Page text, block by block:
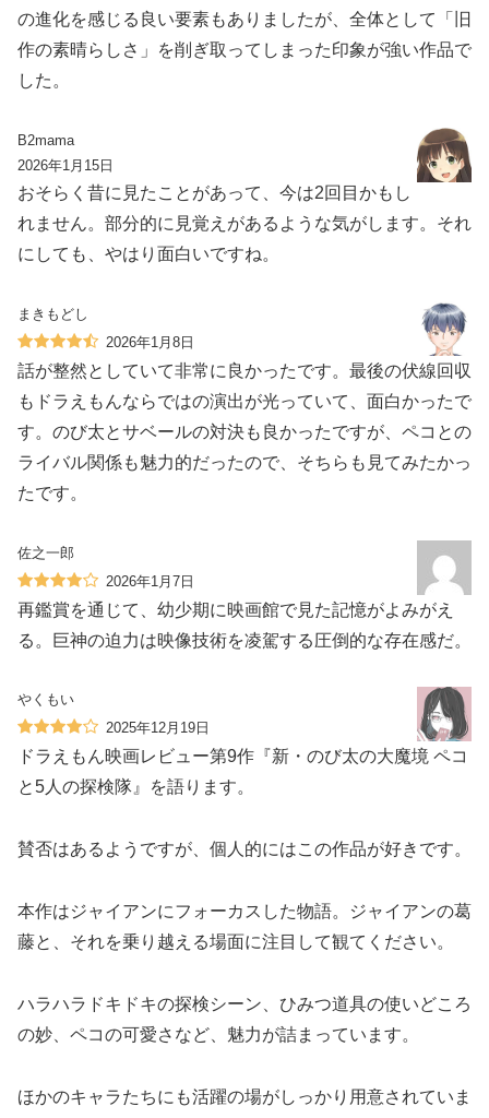
の進化を感じる良い要素もありましたが、全体として「旧
作の素晴らしさ」を削ぎ取ってしまった印象が強い作品で
した。
B2mama
2026年1月15日
おそらく昔に見たことがあって、今は2回目かもし
れません。部分的に見覚えがあるような気がします。それ
にしても、やはり面白いですね。
まきもどし
2026年1月8日
話が整然としていて非常に良かったです。最後の伏線回収
もドラえもんならではの演出が光っていて、面白かったで
す。のび太とサベールの対決も良かったですが、ペコとの
ライバル関係も魅力的だったので、そちらも見てみたかっ
たです。
佐之一郎
2026年1月7日
再鑑賞を通じて、幼少期に映画館で見た記憶がよみがえ
る。巨神の迫力は映像技術を凌駕する圧倒的な存在感だ。
やくもい
2025年12月19日
ドラえもん映画レビュー第9作『新・のび太の大魔境 ペコ
と5人の探検隊』を語ります。
賛否はあるようですが、個人的にはこの作品が好きです。
本作はジャイアンにフォーカスした物語。ジャイアンの葛
藤と、それを乗り越える場面に注目して観てください。
ハラハラドキドキの探検シーン、ひみつ道具の使いどころ
の妙、ペコの可愛さなど、魅力が詰まっています。
ほかのキャラたちにも活躍の場がしっかり用意されていま